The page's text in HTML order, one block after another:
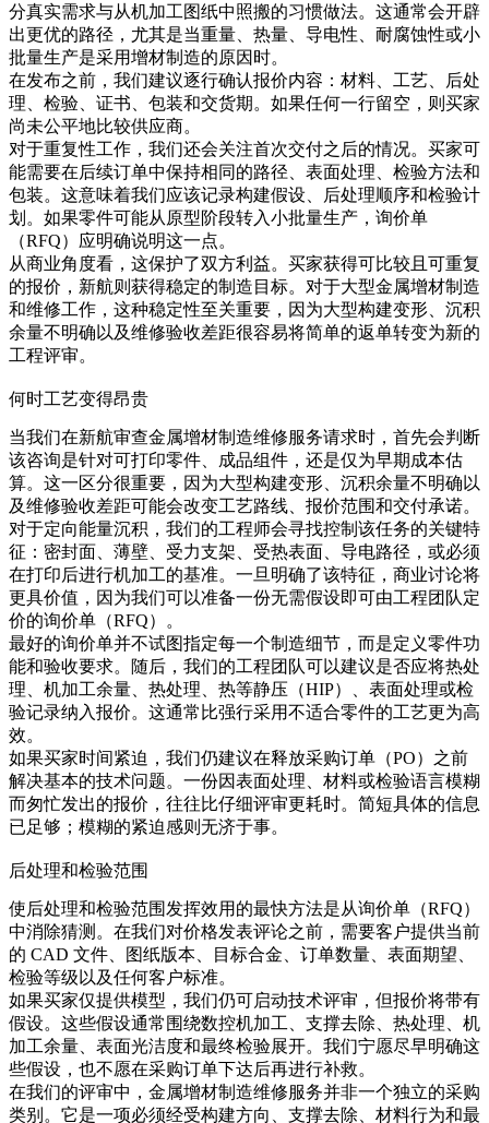
分真实需求与从机加工图纸中照搬的习惯做法。这通常会开辟
出更优的路径，尤其是当重量、热量、导电性、耐腐蚀性或小
批量生产是采用增材制造的原因时。
在发布之前，我们建议逐行确认报价内容：材料、工艺、后处
理、检验、证书、包装和交货期。如果任何一行留空，则买家
尚未公平地比较供应商。
对于重复性工作，我们还会关注首次交付之后的情况。买家可
能需要在后续订单中保持相同的路径、表面处理、检验方法和
包装。这意味着我们应该记录构建假设、后处理顺序和检验计
划。如果零件可能从原型阶段转入小批量生产，询价单
（RFQ）应明确说明这一点。
从商业角度看，这保护了双方利益。买家获得可比较且可重复
的报价，新航则获得稳定的制造目标。对于大型金属增材制造
和维修工作，这种稳定性至关重要，因为大型构建变形、沉积
余量不明确以及维修验收差距很容易将简单的返单转变为新的
工程评审。
何时工艺变得昂贵
当我们在新航审查金属增材制造维修服务请求时，首先会判断
该咨询是针对可打印零件、成品组件，还是仅为早期成本估
算。这一区分很重要，因为大型构建变形、沉积余量不明确以
及维修验收差距可能会改变工艺路线、报价范围和交付承诺。
对于定向能量沉积 ，我们的工程师会寻找控制该任务的关键特
征：密封面、薄壁、受力支架、受热表面、导电路径，或必须
在打印后进行机加工的基准。一旦明确了该特征，商业讨论将
更具价值，因为我们可以准备一份无需假设即可由工程团队定
价的询价单（RFQ）。
最好的询价单并不试图指定每一个制造细节，而是定义零件功
能和验收要求。随后，我们的工程团队可以建议是否应将热处
理 、机加工余量、热处理、热等静压（HIP）、表面处理或检
验记录纳入报价。这通常比强行采用不适合零件的工艺更为高
效。
如果买家时间紧迫，我们仍建议在释放采购订单（PO）之前
解决基本的技术问题。一份因表面处理、材料或检验语言模糊
而匆忙发出的报价，往往比仔细评审更耗时。简短具体的信息
已足够；模糊的紧迫感则无济于事。
后处理和检验范围
使后处理和检验范围发挥效用的最快方法是从询价单（RFQ）
中消除猜测。在我们对价格发表评论之前，需要客户提供当前
的 CAD 文件、图纸版本、目标合金、订单数量、表面期望、
检验等级以及任何客户标准。
如果买家仅提供模型，我们仍可启动技术评审，但报价将带有
假设。这些假设通常围绕数控机加工、支撑去除、热处理、机
加工余量、表面光洁度和最终检验展开。我们宁愿尽早明确这
些假设，也不愿在采购订单下达后再进行补救。
在我们的评审中，金属增材制造维修服务并非一个独立的采购
类别。它是一项必须经受构建方向、支撑去除、材料行为和最